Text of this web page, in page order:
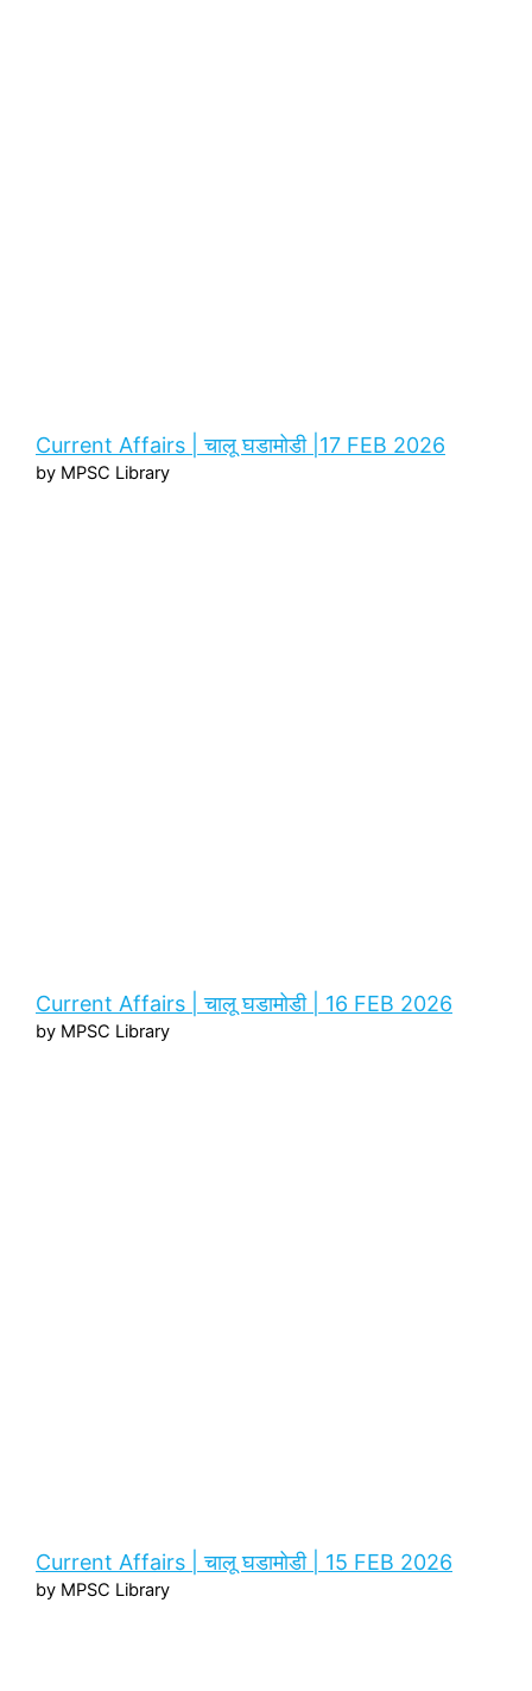
Current Affairs | चालू घडामोडी |17 FEB 2026
by MPSC Library
Current Affairs | चालू घडामोडी | 16 FEB 2026
by MPSC Library
Current Affairs | चालू घडामोडी | 15 FEB 2026
by MPSC Library